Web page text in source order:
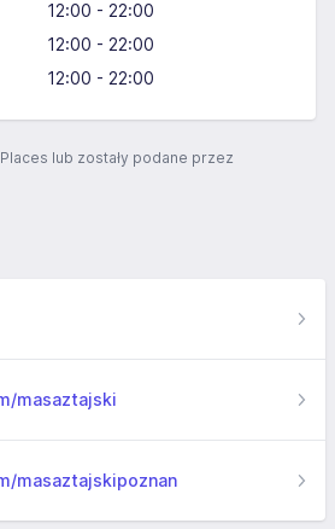
12:00 - 22:00
12:00 - 22:00
12:00 - 22:00
lub zostały podane przez
masaztajski
masaztajskipoznan